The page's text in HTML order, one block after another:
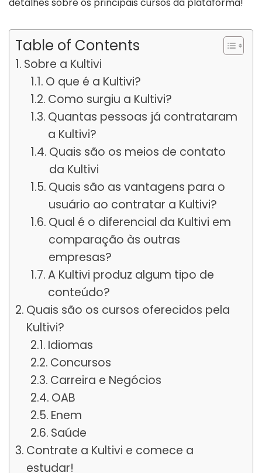
detalhes sobre os principais cursos da plataforma!
Table of Contents
Sobre a Kultivi
O que é a Kultivi?
Como surgiu a Kultivi?
Quantas pessoas já contrataram
a Kultivi?
Quais são os meios de contato
da Kultivi
Quais são as vantagens para o
usuário ao contratar a Kultivi?
Qual é o diferencial da Kultivi em
comparação às outras
empresas?
A Kultivi produz algum tipo de
conteúdo?
Quais são os cursos oferecidos pela
Kultivi?
Idiomas
Concursos
Carreira e Negócios
OAB
Enem
Saúde
Contrate a Kultivi e comece a
estudar!